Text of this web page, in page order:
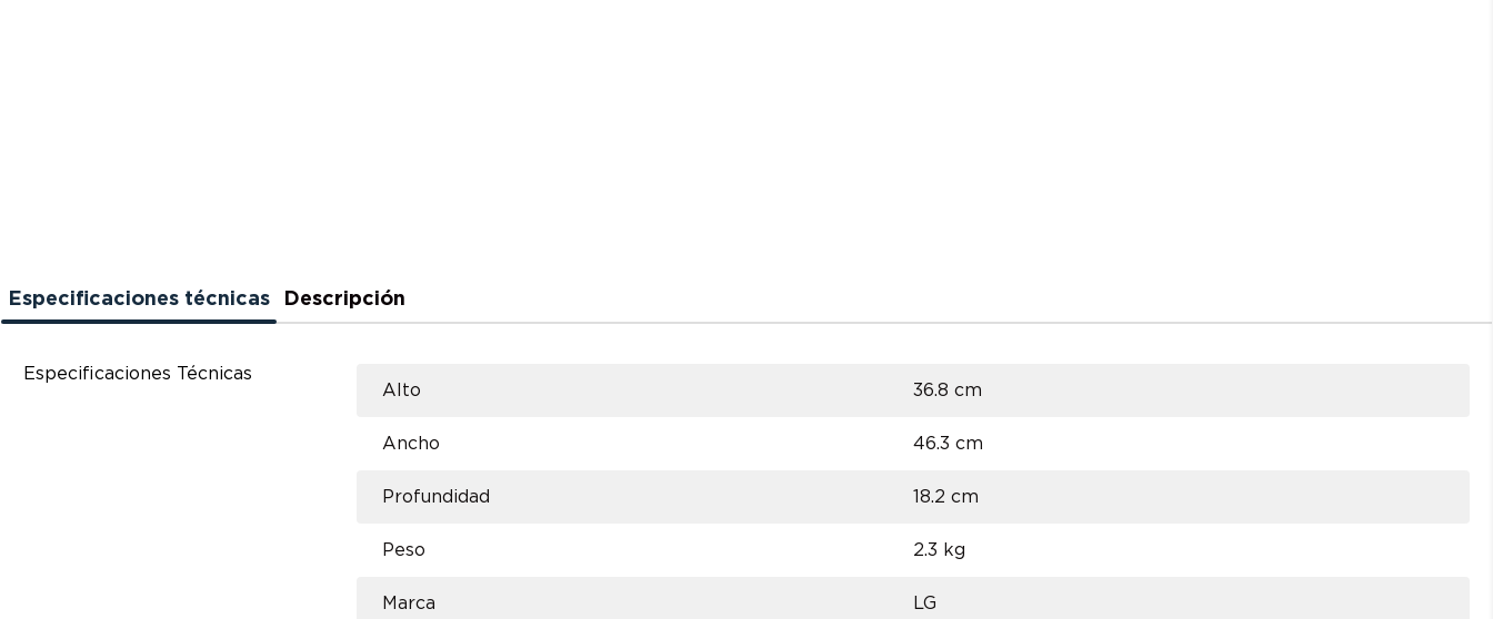
Especificaciones técnicas Descripción
Especificaciones Técnicas
Alto
36.8 cm
Ancho 46.3 cm
Profundidad 18.2 cm
Peso 2.3 kg
Marca LG